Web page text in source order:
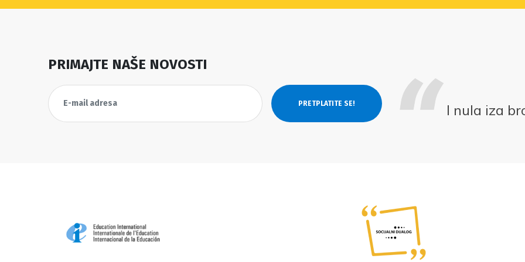
PRIMAJTE NAŠE NOVOSTI
I nula iza